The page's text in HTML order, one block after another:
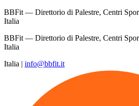
BBFit — Direttorio di Palestre, Centri
Italia
BBFit — Direttorio di Palestre, Centri
Italia
Italia | info@bbfit.it